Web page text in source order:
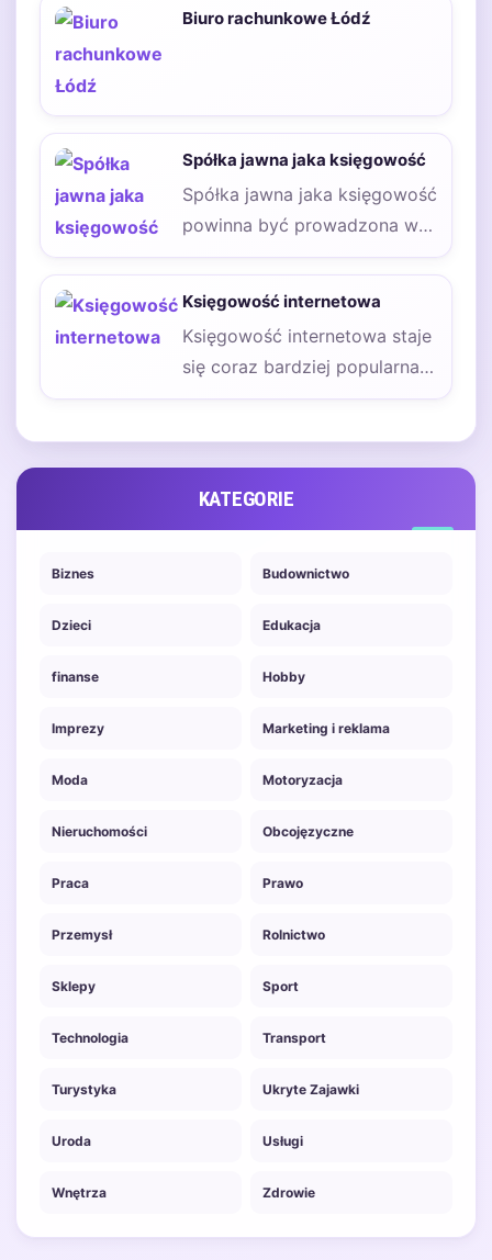
Biuro rachunkowe Łódź
Spółka jawna jaka księgowość
Spółka jawna jaka księgowość
powinna być prowadzona w
Polsce? Spółka jawna jest
form…
Księgowość internetowa
Księgowość internetowa staje
się coraz bardziej popularna
wśród przedsiębiorców, a jej
KATEGORIE
Biznes Budownictwo
Dzieci Edukacja
finanse Hobby
Imprezy Marketing i reklama
Moda Motoryzacja
Nieruchomości Obcojęzyczne
Praca Prawo
Przemysł Rolnictwo
Sklepy Sport
Technologia Transport
Turystyka Ukryte Zajawki
Uroda Usługi
Wnętrza Zdrowie